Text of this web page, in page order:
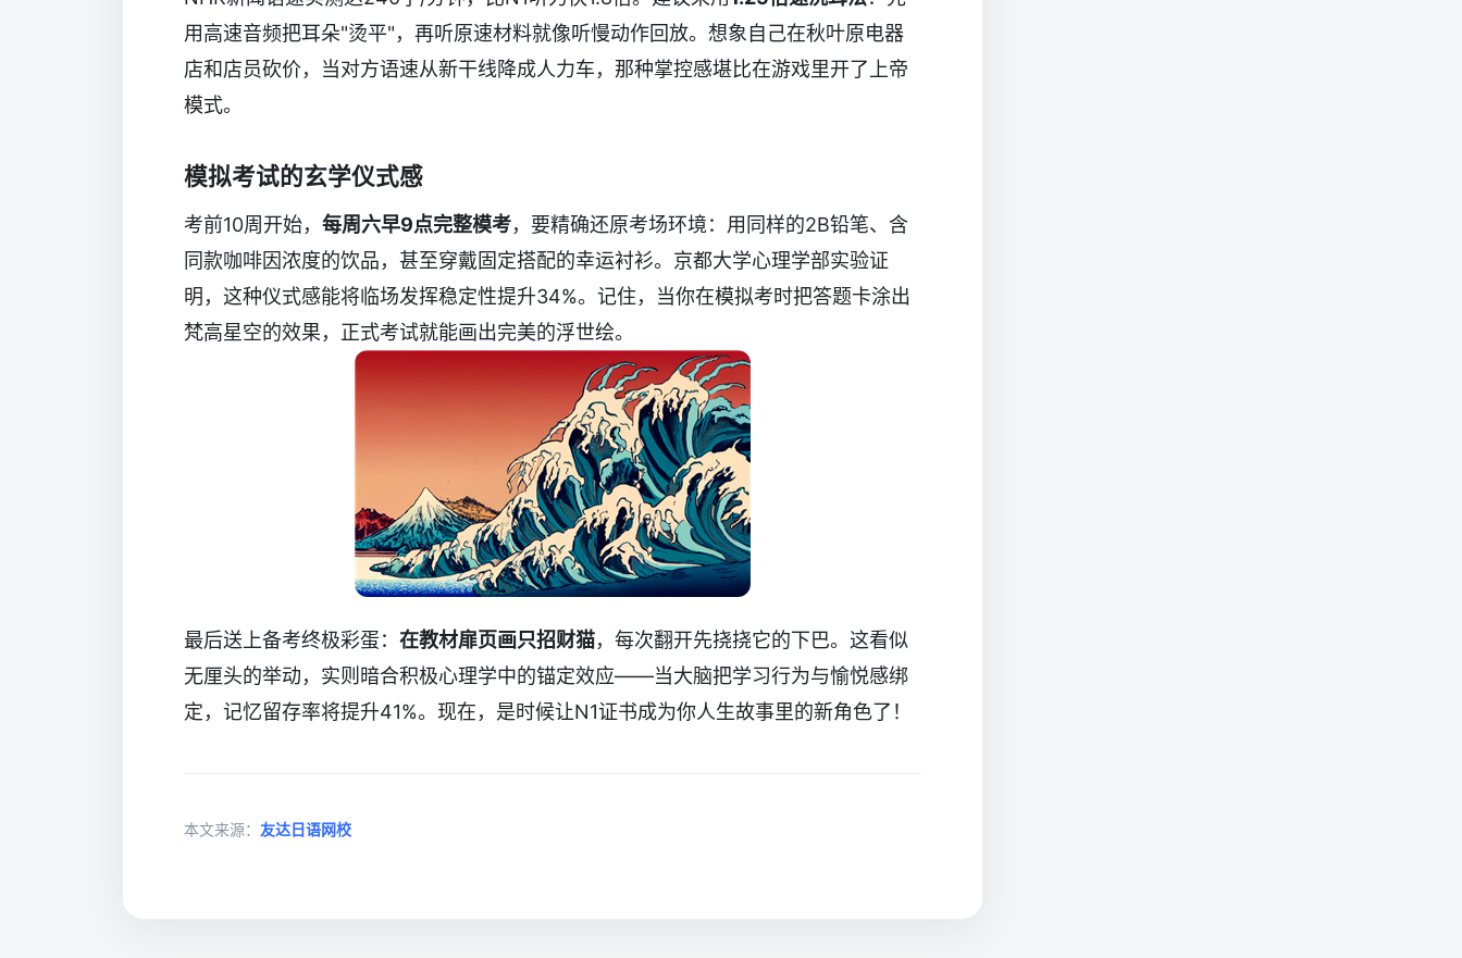
用高速音频把耳朵"烫平"，再听原速材料就像听慢动作回放。想象自己在秋叶原电器
店和店员砍价，当对方语速从新干线降成人力车，那种掌控感堪比在游戏里开了上帝
模式。
模拟考试的玄学仪式感
考前10周开始， 每周六早9点完整模考，要精确还原考场环境：用同样的2B铅笔、含
同款咖啡因浓度的饮品，甚至穿戴固定搭配的幸运衬衫。京都大学心理学部实验证
明，这种仪式感能将临场发挥稳定性提升34%。记住，当你在模拟考时把答题卡涂出
梵高星空的效果，正式考试就能画出完美的浮世绘。
最后送上备考终极彩蛋： 在教材扉页画只招财猫，每次翻开先挠挠它的下巴。这看似
无厘头的举动，实则暗合积极心理学中的锚定效应——当大脑把学习行为与愉悦感绑
定，记忆留存率将提升41%。现在，是时候让N1证书成为你人生故事里的新角色了！
本文来源： 友达日语网校